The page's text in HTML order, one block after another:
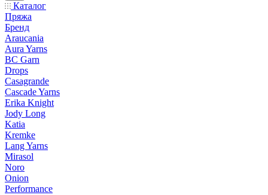
Каталог
Пряжа
Бренд
Araucania
Aura Yarns
BC Garn
Drops
Casagrande
Cascade Yarns
Erika Knight
Jody Long
Katia
Kremke
Lang Yarns
Mirasol
Noro
Onion
Performance